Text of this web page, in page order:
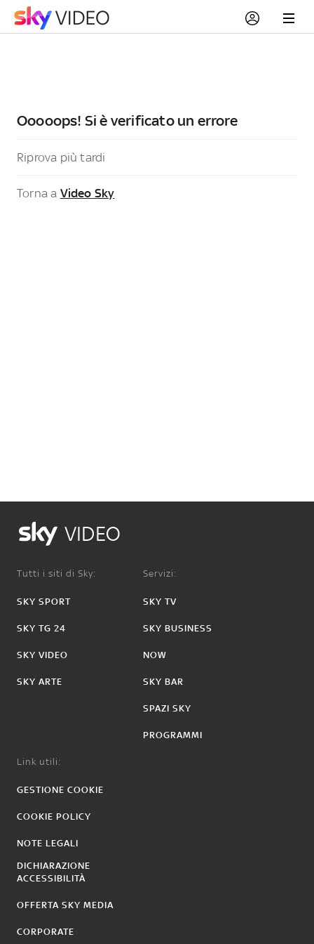
Ooooops! Si è verificato un errore
Riprova più tardi
Torna a Video Sky
VIDEO
Tutti i siti di Sky:
SKY SPORT
SKY TG 24
SKY VIDEO
SKY ARTE
Servizi:
SKY TV
SKY BUSINESS
NOW
SKY BAR
SPAZI SKY
PROGRAMMI
Link utili:
GESTIONE COOKIE
COOKIE POLICY
NOTE LEGALI
DICHIARAZIONE
ACCESSIBILITÀ
OFFERTA SKY MEDIA
CORPORATE